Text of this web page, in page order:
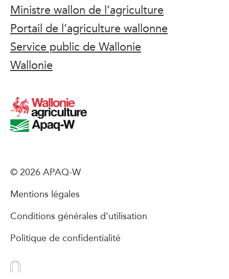
Ministre wallon de l’agriculture
Portail de l’agriculture wallonne
Service public de Wallonie
Wallonie
© 2026 APAQ-W
Mentions légales
Conditions générales d’utilisation
Politique de confidentialité